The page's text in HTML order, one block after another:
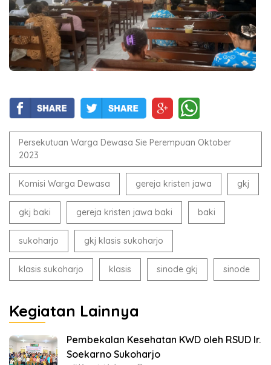
Persekutuan Warga Dewasa Sie Perempuan Oktober
2023
Komisi Warga Dewasa gereja kristen jawa gkj
gkj baki gereja kristen jawa baki baki
sukoharjo gkj klasis sukoharjo
klasis sukoharjo klasis sinode gkj sinode
Kegiatan Lainnya
Pembekalan Kesehatan KWD oleh RSUD Ir.
Soekarno Sukoharjo